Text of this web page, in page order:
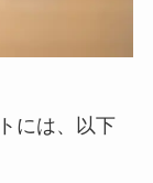
には、以下